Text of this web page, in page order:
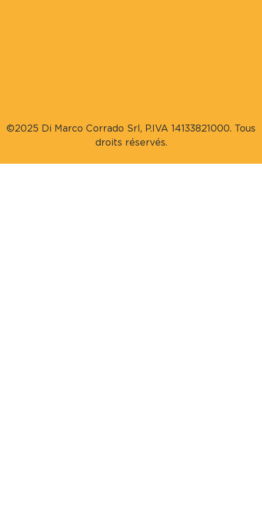
©2025 Di Marco Corrado Srl, P.IVA 14133821000. Tous
droits réservés.